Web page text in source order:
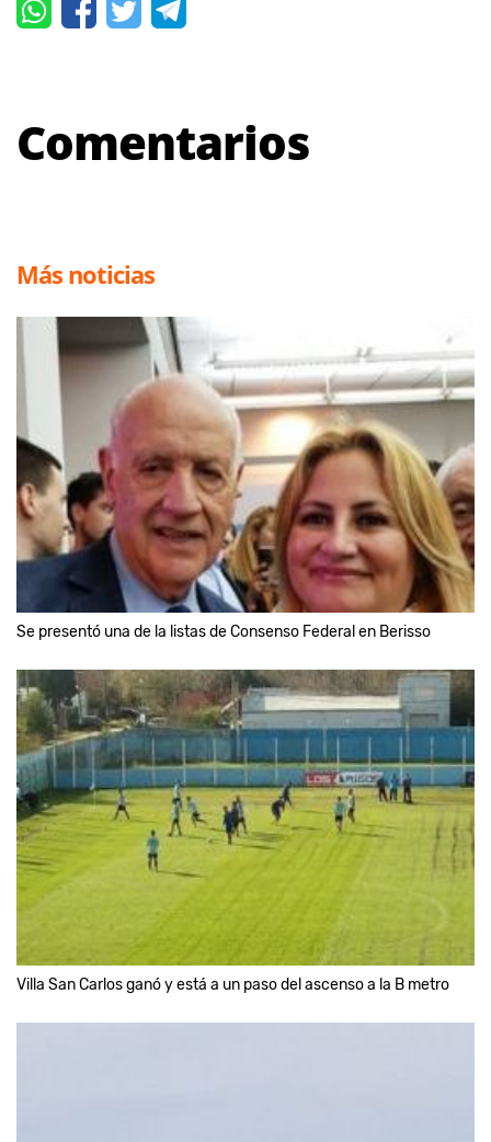
Comentarios
Más noticias
Se presentó una de la listas de Consenso Federal en Berisso
Villa San Carlos ganó y está a un paso del ascenso a la B metro